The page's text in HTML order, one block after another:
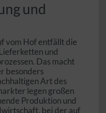
und
vom Hof entfällt die
und
Das macht
besonders
Art des
legen großen
Produktion und
bei der auf